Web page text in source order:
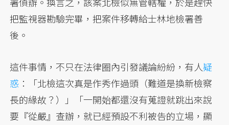
把監視器勘驗完畢，把案件移轉給士林地檢署善
後。
這件事情，不只在法律圈內引發議論紛紛，有人疑
惑 ：「北檢這次真是作秀作過頭（難道是換新檢察
長的緣故？）」「一開始都還沒有蒐證就跳出來說
要『從嚴』查辦，就已經預設不利被告的立場，顯